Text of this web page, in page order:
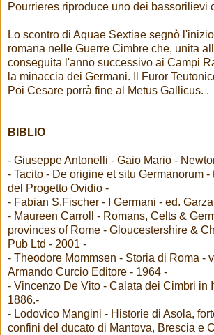
Pourrieres riproduce uno dei bassorilievi
Lo scontro di Aquae Sextiae segnò
romana nelle Guerre Cimbre che, unita
conseguita l'anno successivo ai Campi
la minaccia dei Germani. Il Furor
Poi Cesare porrà fine al Metus Gallicus. .
BIBLIO
- Giuseppe Antonelli - Gaio Mario -
- Tacito - De origine et situ Germanorum
del Progetto Ovidio -
- Fabian S.Fischer - I Germani - ed.
- Maureen Carroll - Romans, Celts &
provinces of Rome - Gloucestershire &
Pub Ltd - 2001 -
- Theodore Mommsen - Storia di Roma -
Armando Curcio Editore - 1964 -
- Vincenzo De Vito - Calata dei Cimbri in
1886.-
- Lodovico Mangini - Historie di Asola,
confini del ducato di Mantova, Brescia e